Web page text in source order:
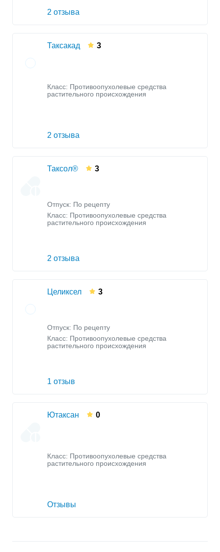
2 отзыва
Таксакад 3
Класс: Противоопухолевые средства
растительного происхождения
2 отзыва
Таксол® 3
Отпуск: По рецепту
Класс: Противоопухолевые средства
растительного происхождения
2 отзыва
Целиксел 3
Отпуск: По рецепту
Класс: Противоопухолевые средства
растительного происхождения
1 отзыв
Ютаксан 0
Класс: Противоопухолевые средства
растительного происхождения
Отзывы